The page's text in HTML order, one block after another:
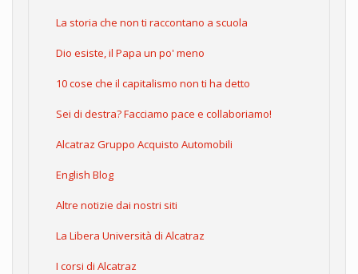
La storia che non ti raccontano a scuola
Dio esiste, il Papa un po' meno
10 cose che il capitalismo non ti ha detto
Sei di destra? Facciamo pace e collaboriamo!
Alcatraz Gruppo Acquisto Automobili
English Blog
Altre notizie dai nostri siti
La Libera Università di Alcatraz
I corsi di Alcatraz